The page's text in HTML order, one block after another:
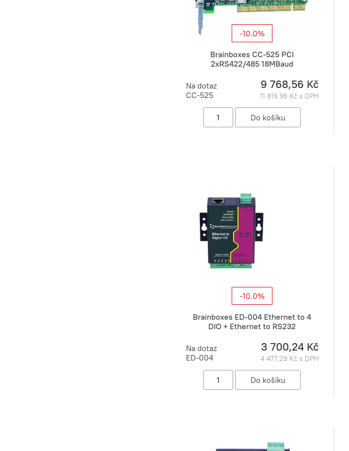
-10.0%
Brainboxes CC-525 PCI
2xRS422/485 18MBaud
Na dotaz
CC-525
9 768,56 Kč
11 819,96 Kč s DPH
-10.0%
Brainboxes ED-004 Ethernet to 4
DIO + Ethernet to RS232
Na dotaz
ED-004
3 700,24 Kč
4 477,29 Kč s DPH